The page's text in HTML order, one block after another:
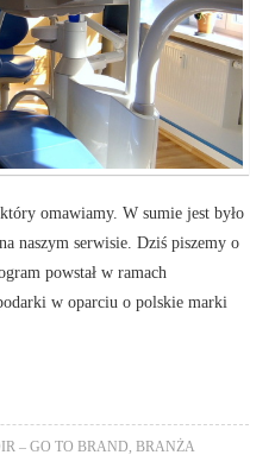
omawiamy. W sumie jest było
naszym serwisie. Dziś piszemy o
powstał w ramach
w oparciu o polskie marki
– GO TO BRAND ,BRANŻA